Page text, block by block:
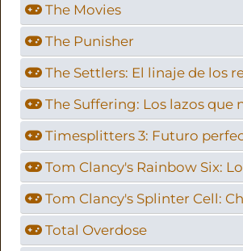
The Movies
The Punisher
The Settlers: El linaje de los
The Suffering: Los lazos que
Timesplitters 3: Futuro
Tom Clancy's Rainbow Six:
Tom Clancy's Splinter Cell:
Total Overdose